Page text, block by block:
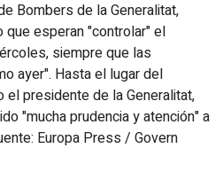
Bombers de la Generalitat,
que esperan "controlar" el
siempre que las
ayer". Hasta el lugar del
presidente de la Generalitat,
"mucha prudencia y atención" a
Europa Press / Govern